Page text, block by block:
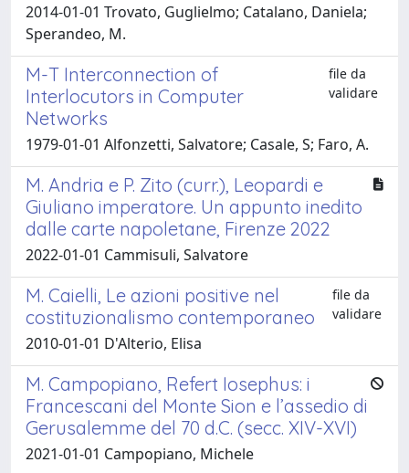
2014-01-01 Trovato, Guglielmo; Catalano, Daniela;
Sperandeo, M.
M-T Interconnection of
Interlocutors in Computer
Networks
file da
validare
1979-01-01 Alfonzetti, Salvatore; Casale, S; Faro, A.
M. Andria e P. Zito (curr.), Leopardi e
Giuliano imperatore. Un appunto inedito
dalle carte napoletane, Firenze 2022
2022-01-01 Cammisuli, Salvatore
M. Caielli, Le azioni positive nel
costituzionalismo contemporaneo
file da
validare
2010-01-01 D'Alterio, Elisa
M. Campopiano, Refert Iosephus: i
Francescani del Monte Sion e l’assedio di
Gerusalemme del 70 d.C. (secc. XIV-XVI)
2021-01-01 Campopiano, Michele